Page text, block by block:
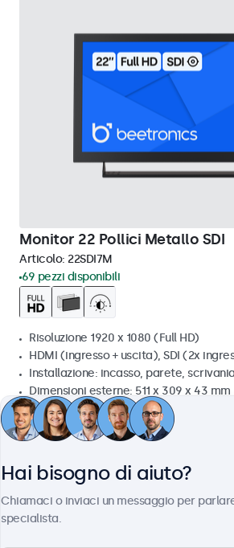
Monitor 22 Pollici Metallo SDI
Articolo: 22SDI7M
69 pezzi disponibili
Risoluzione 1920 x 1080 (Full HD)
HDMI (ingresso + uscita), SDI (2x
Installazione: incasso, parete, scrivania
Dimensioni esterne: 511 x 309 x 43 mm
€ 799,00
€ 974,78 IVA incl.
Visualizza
Hai bisogno di aiuto?
Chiamaci o inviaci un messaggio per
specialista.